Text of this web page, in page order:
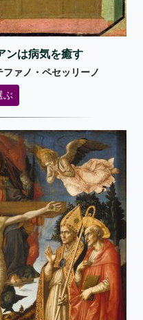
ンは病気を癒す
ァノ・ペセッリーノ
ぶ